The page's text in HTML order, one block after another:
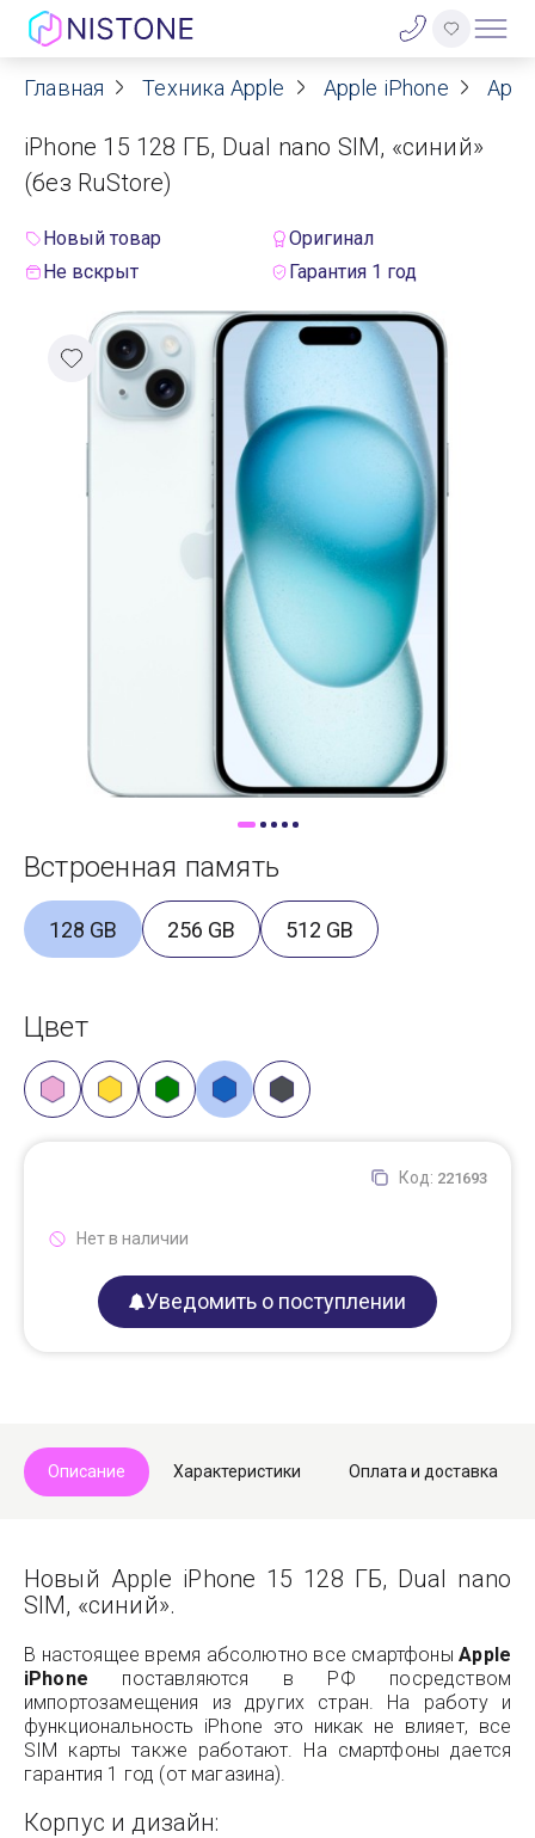
Акции
О нас
Договор оферты
Реквизиты
Контакты
Главная Техника Apple Apple iPhone
iPhone 15 128 ГБ, Dual nano SIM, «синий»
(без RuStore)
Новый товар
Оригинал
Не вскрыт
Гарантия 1 год
Встроенная память
128 GB 256 GB 512 GB
Цвет
Код: 221693
Нет в наличии
Уведомить о поступлении
Описание Характеристики Оплата и доставка
Новый Apple iPhone 15 128 ГБ, Dual nano
SIM, «синий».
В настоящее время абсолютно все смартфоныApple
iPhone поставляются в РФ посредством
импортозамещения из других стран. На работу и
функциональность iPhone это никак не влияет, все
SIM карты также работают. На смартфоны дается
гарантия 1 год (от магазина).
Корпус и дизайн: